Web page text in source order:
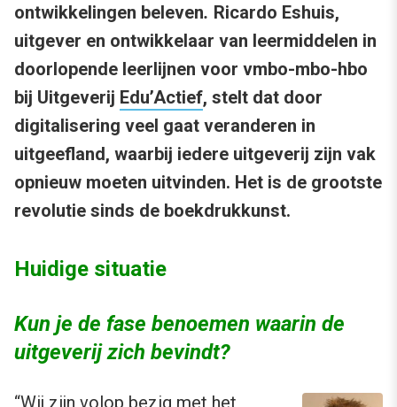
ontwikkelingen beleven. Ricardo Eshuis,
uitgever en ontwikkelaar van leermiddelen in
doorlopende leerlijnen voor vmbo-mbo-hbo
bij Uitgeverij Edu’Actief, stelt dat door
digitalisering veel gaat veranderen in
uitgeefland, waarbij iedere uitgeverij zijn vak
opnieuw moeten uitvinden. Het is de grootste
revolutie sinds de boekdrukkunst.
Huidige situatie
Kun je de fase benoemen waarin de
uitgeverij zich bevindt?
“Wij zijn volop bezig met het